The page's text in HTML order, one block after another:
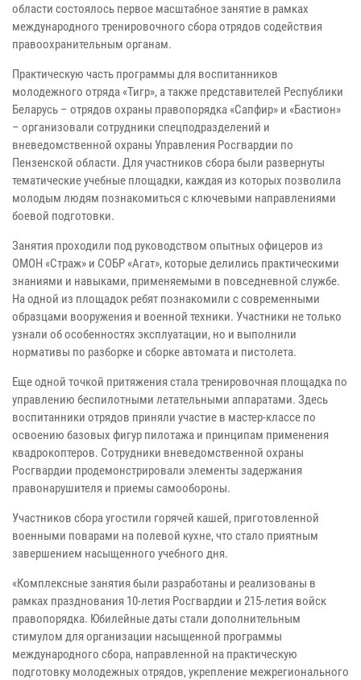
области состоялось первое масштабное занятие в рамках
международного тренировочного сбора отрядов содействия
правоохранительным органам.
Практическую часть программы для воспитанников
молодежного отряда «Тигр», а также представителей Республики
Беларусь – отрядов охраны правопорядка «Сапфир» и «Бастион»
– организовали сотрудники спецподразделений и
вневедомственной охраны Управления Росгвардии по
Пензенской области. Для участников сбора были развернуты
тематические учебные площадки, каждая из которых позволила
молодым людям познакомиться с ключевыми направлениями
боевой подготовки.
Занятия проходили под руководством опытных офицеров из
ОМОН «Страж» и СОБР «Агат», которые делились практическими
знаниями и навыками, применяемыми в повседневной службе.
На одной из площадок ребят познакомили с современными
образцами вооружения и военной техники. Участники не только
узнали об особенностях эксплуатации, но и выполнили
нормативы по разборке и сборке автомата и пистолета.
Еще одной точкой притяжения стала тренировочная площадка по
управлению беспилотными летательными аппаратами. Здесь
воспитанники отрядов приняли участие в мастер-классе по
освоению базовых фигур пилотажа и принципам применения
квадрокоптеров. Сотрудники вневедомственной охраны
Росгвардии продемонстрировали элементы задержания
правонарушителя и приемы самообороны.
Участников сбора угостили горячей кашей, приготовленной
военными поварами на полевой кухне, что стало приятным
завершением насыщенного учебного дня.
«Комплексные занятия были разработаны и реализованы в
рамках празднования 10-летия Росгвардии и 215-летия войск
правопорядка. Юбилейные даты стали дополнительным
стимулом для организации насыщенной программы
международного сбора, направленной на практическую
подготовку молодежных отрядов, укрепление межрегионального